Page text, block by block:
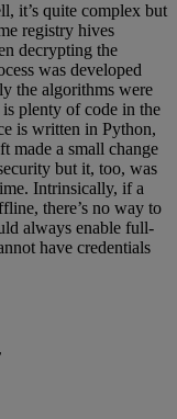
it’s quite complex but
registry hives
decrypting the
was developed
the algorithms were
is plenty of code in the
is written in Python,
made a small change
but it, too, was
Intrinsically, if a
there’s no way to
always enable full-
have credentials